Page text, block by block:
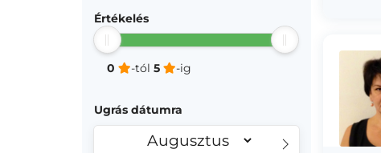
Értékelés
0 -tól 5 -ig
Ugrás dátumra